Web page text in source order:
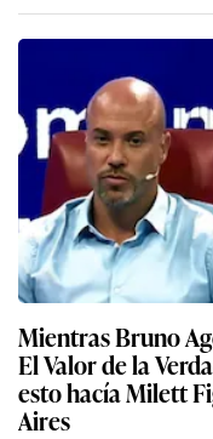
Mientras Bruno
El Valor de la
esto hacía Milett
Aires